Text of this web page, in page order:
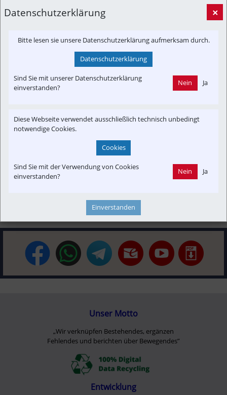
Bekommt Flixbus auch in Österreich einen Konkurrenten?
Mit dem Bus von Rom, Florenz oder anderen italienischen
Städten nach Österreich. Ab 16. ...
krone.at
Austria-In-Motion
Branchenbeitrag Fachbeitrag
Fahrgast
In-Motion
Themenbereiche
Betreiber
Newslink
Strecken-Portrait
Unser Motto
„Wir verknüpfen Bestehendes, ergänzen
Fehlendes und berichten über Bewegendes”
Entwicklung
Datenschutzerklärung ×
Bitte lesen sie unsere Datenschutzerklärung aufmerksam durch.
Datenschutzerklärung
Sind Sie mit unserer Datenschutzerklärung
einverstanden?
Nein Ja
Diese Webseite verwendet ausschließlich technisch unbedingt
notwendige Cookies.
Cookies
Sind Sie mit der Verwendung von Cookies
einverstanden?
Nein Ja
Einverstanden